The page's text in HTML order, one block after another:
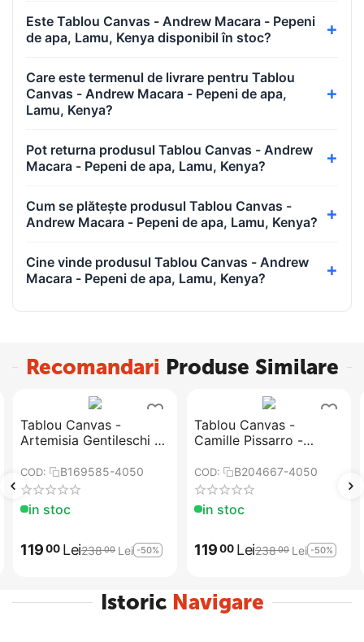
Este Tablou Canvas - Andrew Macara - Pepeni
de apa, Lamu, Kenya disponibil în stoc?
Care este termenul de livrare pentru Tablou
Canvas - Andrew Macara - Pepeni de apa,
Lamu, Kenya?
Pot returna produsul Tablou Canvas - Andrew
Macara - Pepeni de apa, Lamu, Kenya?
Cum se plătește produsul Tablou Canvas -
Andrew Macara - Pepeni de apa, Lamu, Kenya?
Cine vinde produsul Tablou Canvas - Andrew
Macara - Pepeni de apa, Lamu, Kenya?
Recomandari Produse Similare
Tablou Canvas -
Artemisia Gentileschi -
COD: B169585-4050
in stoc
11900 Lei23800 Lei -50%
Tablou Canvas -
Camille Pissarro -
Louveciennes
COD: B204667-4050
in stoc
11900 Lei23800 Lei -50%
Istoric Navigare